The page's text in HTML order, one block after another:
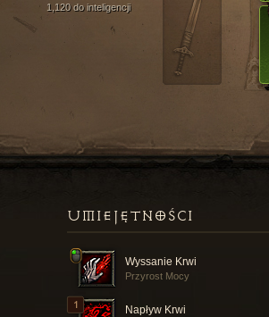
1,120 do inteligencji
UMIEJĘTNOŚCI
Wyssanie Krwi
Przyrost Mocy
Napływ Krwi